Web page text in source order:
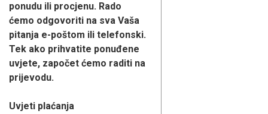
ponudu ili procjenu. Rado
ćemo odgovoriti na sva Vaša
pitanja e-poštom ili telefonski.
Tek ako prihvatite ponuđene
uvjete, započet ćemo raditi na
prijevodu.
Uvjeti plaćanja